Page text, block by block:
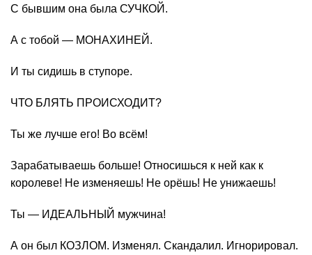
С бывшим она была СУЧКОЙ.
А с тобой — МОНАХИНЕЙ.
И ты сидишь в ступоре.
ЧТО БЛЯТЬ ПРОИСХОДИТ?
Ты же лучше его! Во всём!
Зарабатываешь больше! Относишься к ней как к
королеве! Не изменяешь! Не орёшь! Не унижаешь!
Ты — ИДЕАЛЬНЫЙ мужчина!
А он был КОЗЛОМ. Изменял. Скандалил. Игнорировал.